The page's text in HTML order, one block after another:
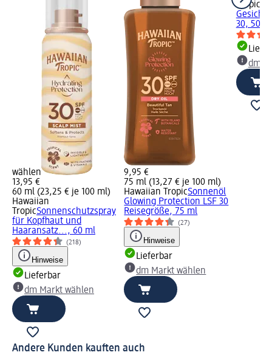
wählen
13,95 €
60 ml (23,25 € je 100 ml)
Hawaiian
TropicSonnenschutzspray
für Kopfhaut und
Haaransatz..., 60 ml
(218)
Hinweise
Lieferbar
dm Markt wählen
9,95 €
75 ml (13,27 € je 100 ml)
Hawaiian TropicSonnenöl
Glowing Protection LSF 30
Reisegröße, 75 ml
(27)
Hinweise
Lieferbar
dm Markt wählen
Tropic
Gesicht
30, 50
dm
Andere Kunden kauften auch